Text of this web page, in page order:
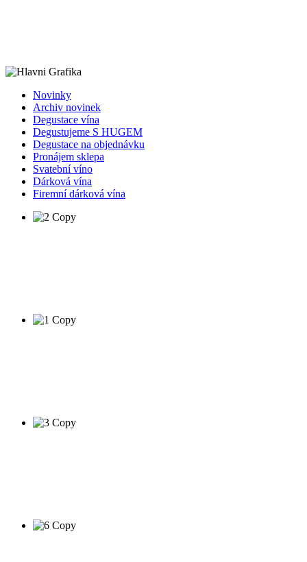
Novinky
Archiv novinek
Degustace vína
Degustujeme S HUGEM
Degustace na objednávku
Pronájem sklepa
Svatební víno
Dárková vína
Firemní dárková vína